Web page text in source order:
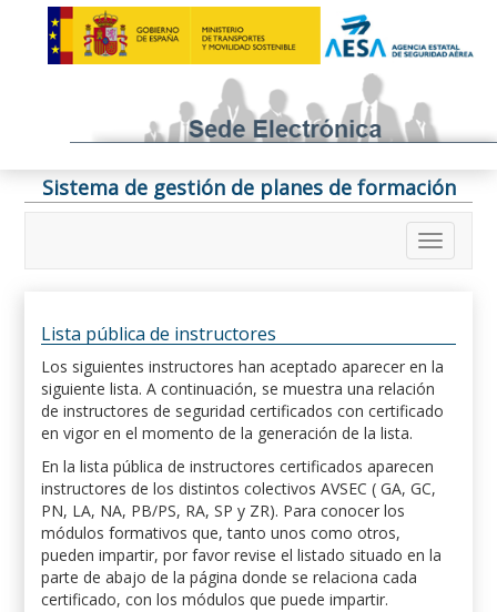
Sistema de gestión de planes de formación
Lista pública de instructores
Los siguientes instructores han aceptado aparecer en la
siguiente lista. A continuación, se muestra una relación
de instructores de seguridad certificados con certificado
en vigor en el momento de la generación de la lista.
En la lista pública de instructores certificados aparecen
instructores de los distintos colectivos AVSEC ( GA, GC,
PN, LA, NA, PB/PS, RA, SP y ZR). Para conocer los
módulos formativos que, tanto unos como otros,
pueden impartir, por favor revise el listado situado en la
parte de abajo de la página donde se relaciona cada
certificado, con los módulos que puede impartir.